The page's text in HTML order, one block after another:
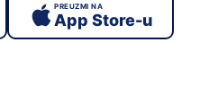
PREUZMI NA
App Store-u